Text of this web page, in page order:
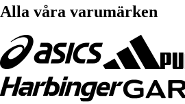
Alla våra varumärken